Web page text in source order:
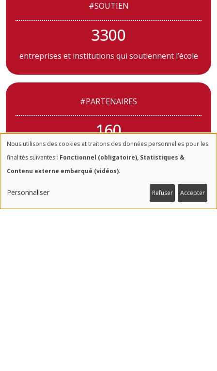
#SOUTIEN
3300
entreprises et institutions qui soutiennent l’école
#PARTENAIRES
160
partenaires et mécénat « Formation »
Utilisation
des
données
Nous utilisons des cookies et traitons des données personnelles pour les
finalités suivantes : Fonctionnel (obligatoire), Statistiques &
Contenu externe embarqué (vidéos).
Personnaliser Refuser Accepter